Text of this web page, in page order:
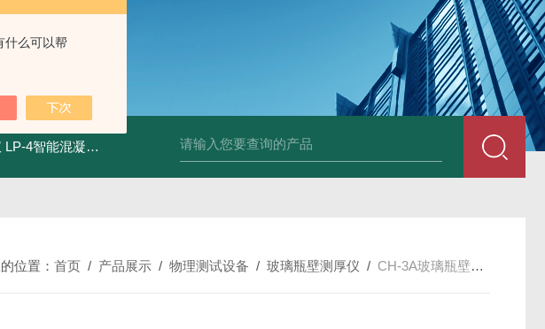
什么可以帮
LP-4智能混凝土电杆检测系统 LP-4混凝土电杆检测仪 LW-4电杆荷载挠度自动测量仪（无线
位置：首页 / 产品展示 /物理测试设备 /玻璃瓶壁测厚仪 / CH-3A玻璃瓶壁厚底厚测定仪